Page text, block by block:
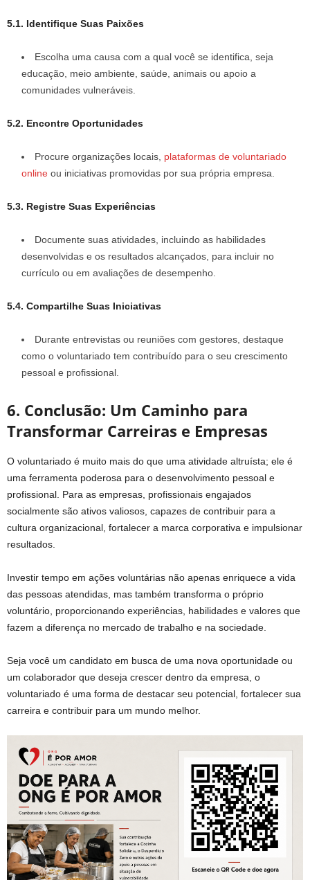
5.1. Identifique Suas Paixões
Escolha uma causa com a qual você se identifica, seja
educação, meio ambiente, saúde, animais ou apoio a
comunidades vulneráveis.
5.2. Encontre Oportunidades
Procure organizações locais, plataformas de voluntariado
online ou iniciativas promovidas por sua própria empresa.
5.3. Registre Suas Experiências
Documente suas atividades, incluindo as habilidades
desenvolvidas e os resultados alcançados, para incluir no
currículo ou em avaliações de desempenho.
5.4. Compartilhe Suas Iniciativas
Durante entrevistas ou reuniões com gestores, destaque
como o voluntariado tem contribuído para o seu crescimento
pessoal e profissional.
6. Conclusão: Um Caminho para
Transformar Carreiras e Empresas
O voluntariado é muito mais do que uma atividade altruísta; ele é
uma ferramenta poderosa para o desenvolvimento pessoal e
profissional. Para as empresas, profissionais engajados
socialmente são ativos valiosos, capazes de contribuir para a
cultura organizacional, fortalecer a marca corporativa e impulsionar
resultados.
Investir tempo em ações voluntárias não apenas enriquece a vida
das pessoas atendidas, mas também transforma o próprio
voluntário, proporcionando experiências, habilidades e valores que
fazem a diferença no mercado de trabalho e na sociedade.
Seja você um candidato em busca de uma nova oportunidade ou
um colaborador que deseja crescer dentro da empresa, o
voluntariado é uma forma de destacar seu potencial, fortalecer sua
carreira e contribuir para um mundo melhor.